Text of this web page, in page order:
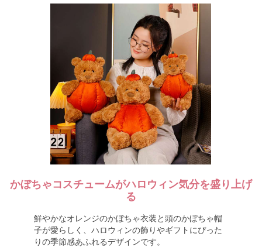
かぼちゃコスチュームがハロウィン気分を盛り上げ
る
鮮やかなオレンジのかぼちゃ衣装と頭のかぼちゃ帽
子が愛らしく、ハロウィンの飾りやギフトにぴった
りの季節感あふれるデザインです。